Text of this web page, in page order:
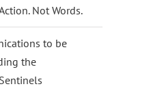
Not Words.
to be
the